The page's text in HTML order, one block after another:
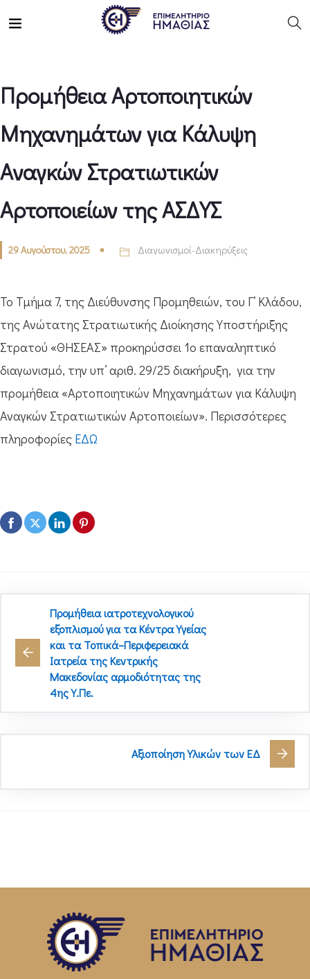
Προμήθεια Αρτοποιητικών
Μηχανημάτων για Κάλυψη
Αναγκών Στρατιωτικών
Αρτοποιείων της ΑΣΔΥΣ
29 Αυγούστου, 2025 Διαγωνισμοί-Διακηρύξεις
Το Τμήμα 7, της Διεύθυνσης Προμηθειών, του Γ’ Κλάδου,
της Ανώτατης Στρατιωτικής Διοίκησης Υποστήριξης
Στρατού «ΘΗΣΕΑΣ» προκηρύσσει 1ο επαναληπτικό
διαγωνισμό, την υπ’ αριθ. 29/25 διακήρυξη, για την
προμήθεια «Αρτοποιητικών Μηχανημάτων για Κάλυψη
Αναγκών Στρατιωτικών Αρτοποιείων». Περισσότερες
πληροφορίες ΕΔΩ
Προμήθεια ιατροτεχνολογικού
εξοπλισμού για τα Κέντρα Υγείας
και τα Τοπικά–Περιφερειακά
Ιατρεία της Κεντρικής
Μακεδονίας αρμοδιότητας της
4ης Υ.Πε.
Αξιοποίηση Υλικών των ΕΔ